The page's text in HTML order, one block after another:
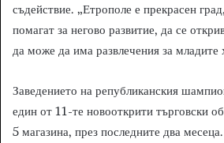
съдействие. „Етрополе е прекрасен
помагат за негово развитие, да се
да може да има развлечения за младите
Заведението на републиканския
един от 11-те новооткрити търговски
5 магазина, през последните два